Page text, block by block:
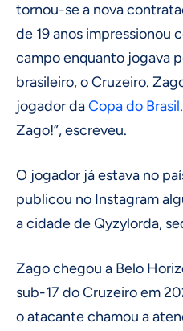
tornou-se a nova
de 19 anos impressionou
campo enquanto jogava
brasileiro, o Cruzeiro.
jogador daCopa do Brasil.
Zago!”, escreveu.
O jogador já estava no
publicou no Instagram
a cidade de Qyzylorda,
Zago chegou a Belo
sub-17 do Cruzeiro em
o atacante chamou a